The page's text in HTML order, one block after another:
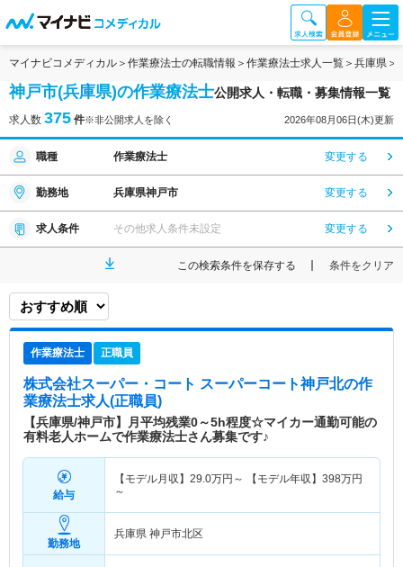
マイナビコメディカル 作業療法士の転職情報 作業療法士求人一覧 兵庫県
神戸市(兵庫県)の作業療法士公開求人・転職・募集情報一覧
求人数 375 件※非公開求人を除く 2026年08月06日(木)更新
職種 作業療法士 変更する
勤務地 兵庫県神戸市 変更する
求人条件 その他求人条件未設定 変更する
この検索条件を保存する 条件をクリア
作業療法士 正職員
株式会社スーパー・コート スーパーコート神戸北の作
業療法士求人(正職員)
【兵庫県/神戸市】月平均残業0～5h程度☆マイカー通勤可能の
有料老人ホームで作業療法士さん募集です♪
給与
【モデル月収】 29.0万円～ 【モデル年収】 398万円
～
勤務地
兵庫県 神戸市北区